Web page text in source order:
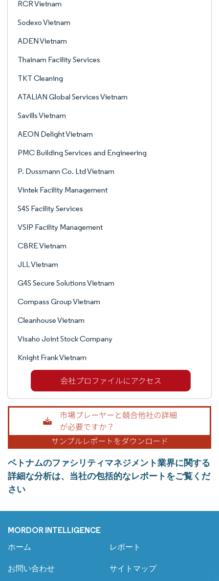
RCR Vietnam
Sodexo Vietnam
ADEN Vietnam
Thainam Facility Services
TKT Cleaning
ATALIAN Global Services Vietnam
Savills Vietnam
AEON Delight Vietnam
PMC Building Services and Engineering
P. Dussmann Co. Ltd Vietnam
Vintek Facility Management
S4S Facility Services
VSIP Facility Management
CBRE Vietnam
JLL Vietnam
G4S Secure Solutions Vietnam
Compass Group Vietnam
Cleanhouse Vietnam
Visaho Joint Stock Company
Knight Frank Vietnam
ベトナムのファシリティマネジメント業界に関する
詳細な分析は、当社の包括的なレポートをご覧くだ
さい
MORDOR INTELLIGENCE
ホーム レポート
お問い合わせ サイトマップ